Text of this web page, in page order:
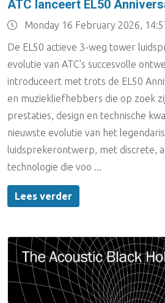
ATC lanceert EL50
Monday 16 February 2026,
De EL50 actieve 3-weg tower
evolutie van ATC's succesvolle
introduceert met trots de EL50
en muziekliefhebbers die op zoek
prestaties, design en technische
nieuwste evolutie van het
luidsprekerontwerp, met discrete,
technologie die voo ...
Lees verder